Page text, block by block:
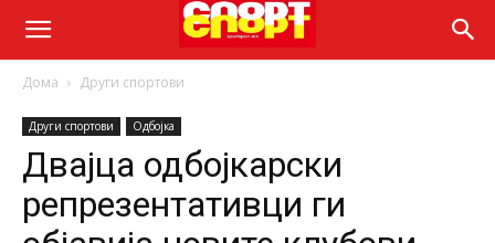
Дома Други спортови
Други спортови Одбојка
Двајца одбојкарски
репрезентативци ги